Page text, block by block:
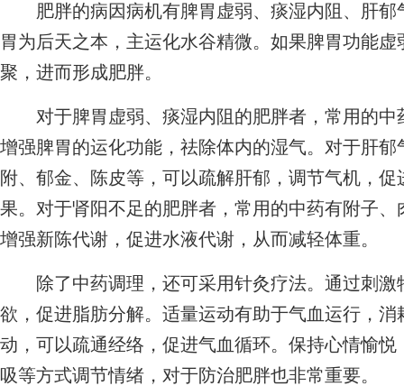
肥胖的病因病机有脾胃虚弱、痰湿内阻、肝郁
胃为后天之本，主运化水谷精微。如果脾胃功能
聚，进而形成肥胖。
对于脾胃虚弱、痰湿内阻的肥胖者，常用的中
增强脾胃的运化功能，祛除体内的湿气。对于肝
附、郁金、陈皮等，可以疏解肝郁，调节气机，
果。对于肾阳不足的肥胖者，常用的中药有附子
增强新陈代谢，促进水液代谢，从而减轻体重。
除了中药调理，还可采用针灸疗法。通过刺激
欲，促进脂肪分解。适量运动有助于气血运行，
动，可以疏通经络，促进气血循环。保持心情愉
吸等方式调节情绪，对于防治肥胖也非常重要。